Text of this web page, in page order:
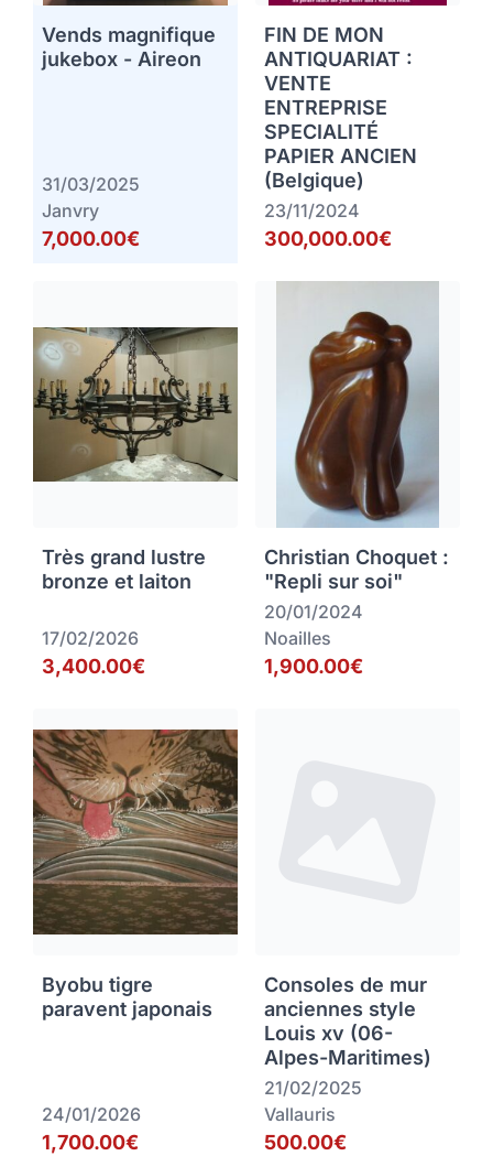
Vends magnifique
jukebox - Aireon
31/03/2025
Janvry
7,000.00€
FIN DE MON
ANTIQUARIAT :
VENTE
ENTREPRISE
SPECIALITÉ
PAPIER ANCIEN
(Belgique)
23/11/2024
300,000.00€
Très grand lustre
bronze et laiton
17/02/2026
3,400.00€
Christian Choquet :
"Repli sur soi"
20/01/2024
Noailles
1,900.00€
Byobu tigre
paravent japonais
24/01/2026
1,700.00€
Consoles de mur
anciennes style
Louis xv (06-
Alpes-Maritimes)
21/02/2025
Vallauris
500.00€